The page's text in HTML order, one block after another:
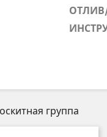
группа